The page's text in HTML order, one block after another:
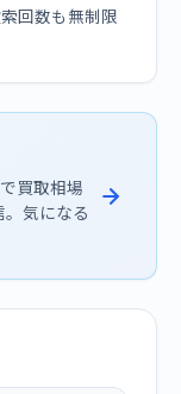
回数も無制限
で買取相場
気になる